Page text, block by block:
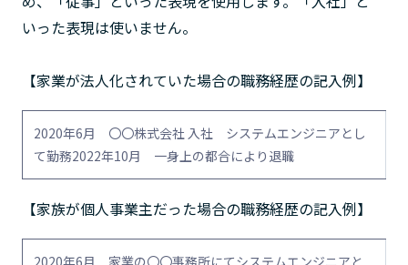
いった表現は使いません。
【家業が法人化されていた場合の職務経歴の記入例】
2020年6月 〇〇株式会社 入社 システムエンジニアとし
て勤務2022年10月 一身上の都合により退職
【家族が個人事業主だった場合の職務経歴の記入例】
2020年6月 家業の〇〇事務所にてシステムエンジニアと